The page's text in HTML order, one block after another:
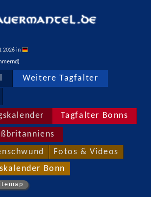
2026 in
Weitere Tagfalter
Tagfalter Bonns
Fotos & Videos
Bonn